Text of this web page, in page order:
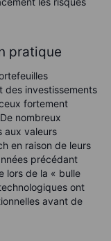
pratique
des investissements
fortement
nombreux
aux valeurs
en raison de leurs
précédant
lors de la « bulle
ont
avant de